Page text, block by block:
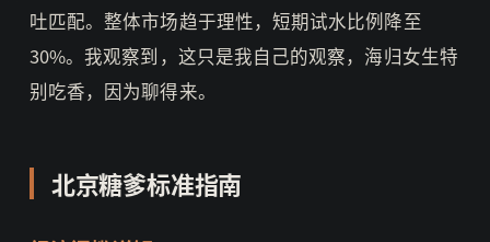
吐匹配。整体市场趋于理性，短期试水比例降至
30%。我观察到，这只是我自己的观察，海归女生特
别吃香，因为聊得来。
北京糖爹标准指南